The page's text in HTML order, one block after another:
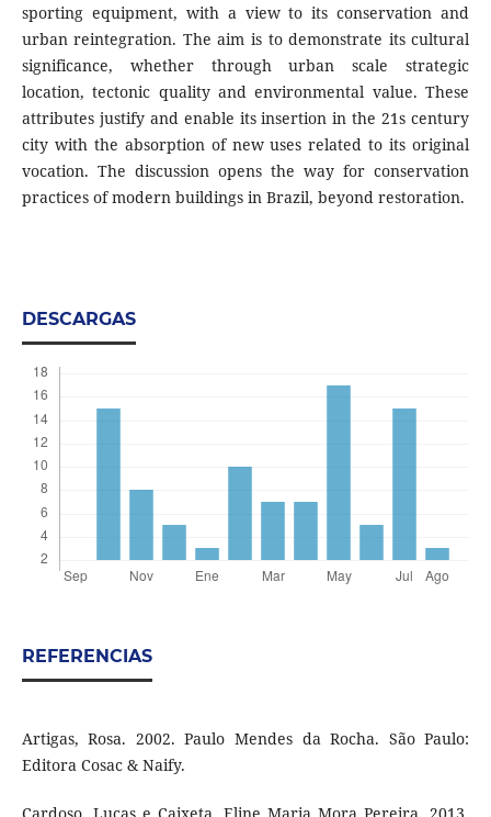
sporting equi­pment, with a view to its conservation and
urban reintegration. The aim is to demonstrate its cultural
significance, whether through urban scale strategic
location, tectonic quality and environmental value. These
attributes justify and enable its insertion in the 21s century
city with the absorption of new uses related to its original
vocation. The discussion opens the way for conservation
practices of modern buildings in Brazil, beyond restoration.
DESCARGAS
REFERENCIAS
Artigas, Rosa. 2002. Paulo Mendes da Rocha. São Paulo:
Editora Cosac & Naify.